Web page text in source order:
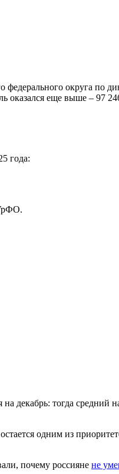
федерального округа по
оказался еще выше – 97
года:
декабрь: тогда средний
одним из
почему россияне не